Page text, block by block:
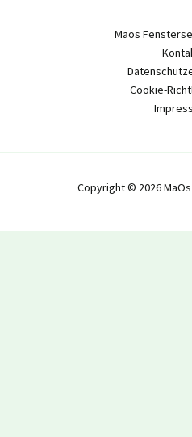
Maos
Cookie-
Copyright © 2026